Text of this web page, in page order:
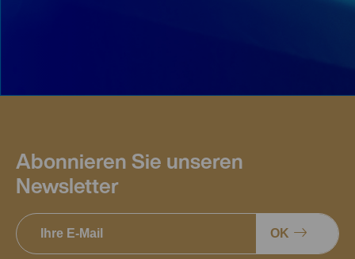
Abonnieren Sie unseren
Newsletter
OK